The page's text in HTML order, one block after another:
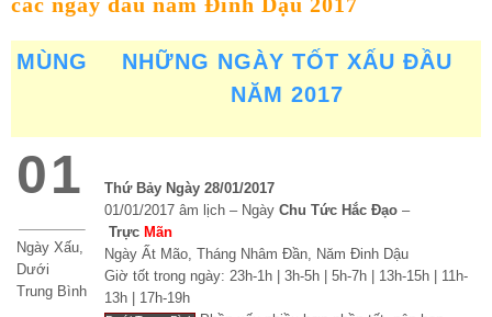
MÙNG
NHỮNG NGÀY TỐT XẤU ĐẦU
NĂM 2017
01
Ngày Xấu,
Dưới
Trung Bình
Thứ Bảy Ngày 28/01/2017
01/01/2017 âm lịch – Ngày Chu Tức Hắc Đạo –
Trực Mãn
Ngày Ất Mão, Tháng Nhâm Đần, Năm Đinh Dậu
Giờ tốt trong ngày: 23h-1h | 3h-5h | 5h-7h | 13h-15h | 11h-
13h | 17h-19h